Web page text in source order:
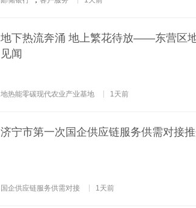
地下热流奔涌 地上繁花待放——东营区
见闻
地热能零碳现代农业产业基地 1天前
济宁市第一次国企供应链服务供需对接
国企供应链服务供需对接 1天前